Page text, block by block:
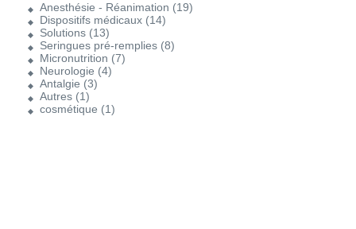
Anesthésie - Réanimation (19)
Dispositifs médicaux (14)
Solutions (13)
Seringues pré-remplies (8)
Micronutrition (7)
Neurologie (4)
Antalgie (3)
Autres (1)
cosmétique (1)